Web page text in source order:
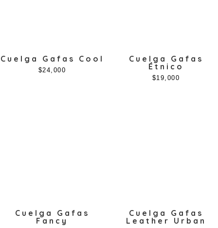
Tamaño
Cuelga Gafas Cool
$24,000
Cuelga Gafas
Étnico
$19,000
Cuelga Gafas
Fancy
Cuelga Gafas
Leather Urban